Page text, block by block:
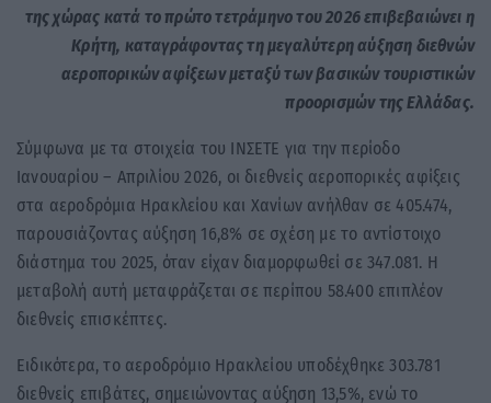
της χώρας κατά το πρώτο τετράμηνο του 2026 επιβεβαιώνει η
Κρήτη, καταγράφοντας τη μεγαλύτερη αύξηση διεθνών
αεροπορικών αφίξεων μεταξύ των βασικών τουριστικών
προορισμών της Ελλάδας.
Σύμφωνα με τα στοιχεία του ΙΝΣΕΤΕ για την περίοδο
Ιανουαρίου – Απριλίου 2026, οι διεθνείς αεροπορικές αφίξεις
στα αεροδρόμια Ηρακλείου και Χανίων ανήλθαν σε 405.474,
παρουσιάζοντας αύξηση 16,8% σε σχέση με το αντίστοιχο
διάστημα του 2025, όταν είχαν διαμορφωθεί σε 347.081. Η
μεταβολή αυτή μεταφράζεται σε περίπου 58.400 επιπλέον
διεθνείς επισκέπτες.
Ειδικότερα, το αεροδρόμιο Ηρακλείου υποδέχθηκε 303.781
διεθνείς επιβάτες, σημειώνοντας αύξηση 13,5%, ενώ το